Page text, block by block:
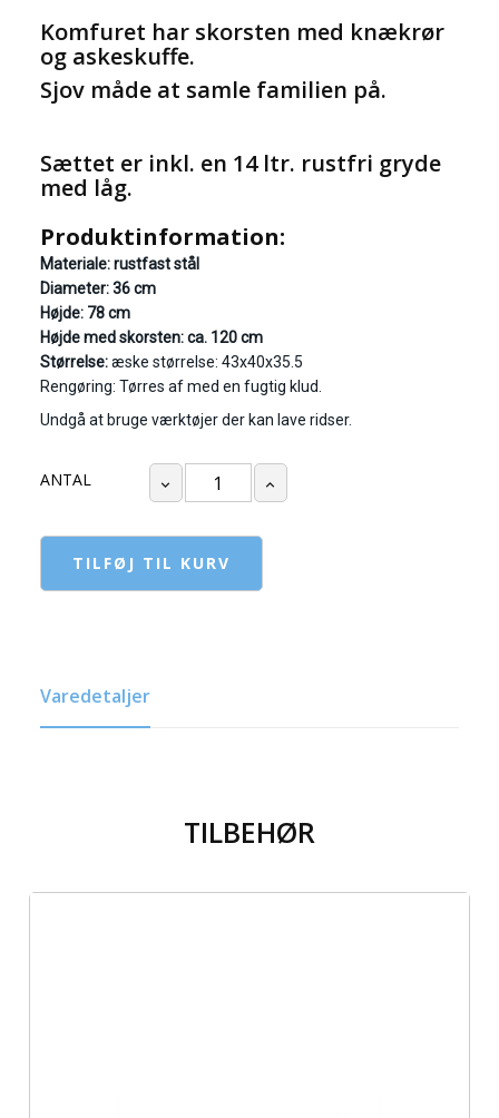
Komfuret har skorsten med knækrør
og askeskuffe.
Sjov måde at samle familien på.
Sættet er inkl. en 14 ltr. rustfri gryde
med låg.
Produktinformation:
Materiale: rustfast stål
Diameter: 36 cm
Højde: 78 cm
Højde med skorsten: ca. 120 cm
Størrelse:æske størrelse: 43x40x35.5
Rengøring: Tørres af med en fugtig klud.
Undgå at bruge værktøjer der kan lave ridser.
ANTAL
TILFØJ TIL KURV
Varedetaljer
TILBEHØR